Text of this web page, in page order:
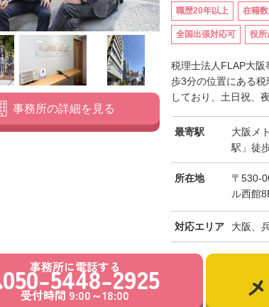
職歴20年以上 在籍
全国出張対応可 役所
税理士法人FLAP大
歩3分の位置にある
しており、土日祝、
最寄駅
大阪メ
駅」徒
所在地
〒530-
ル西館
対応エリア 大阪、
事務所の詳細を見る
事務所に電話する
050-5448-2925
受付時間 9:00～18:00